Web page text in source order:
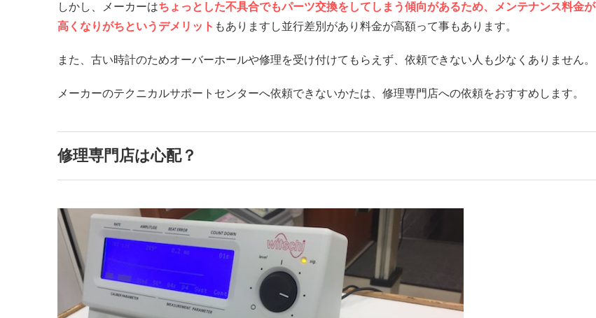
しかし、メーカーはちょっとした不具合でもパーツ交換をしてしまう傾向があるため、メンテナンス料金が
高くなりがちというデメリット もありますし並行差別があり料金が高額って事もあります。
また、古い時計のためオーバーホールや修理を受け付けてもらえず、依頼できない人も少なくありません。
メーカーのテクニカルサポートセンターへ依頼できないかたは、修理専門店への依頼をおすすめします。
修理専門店は心配？